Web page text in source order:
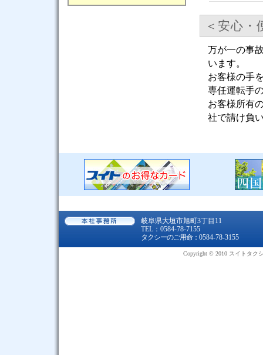
＜安心・
万が一の事
います。
お客様の手
専任運転手
お客様所有
社で請け負
岐阜県大垣市旭町3丁目11
TEL：0584-78-7155
タクシーのご用命： 0584-78-3155
Copyright © 2010 スイトタク